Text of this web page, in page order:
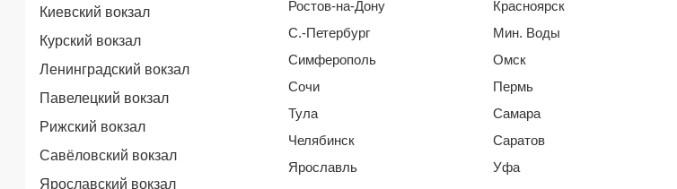
Киевский вокзал
Курский вокзал
Ленинградский вокзал
Павелецкий вокзал
Рижский вокзал
Савёловский вокзал
Ярославский вокзал
Ростов-на-Дону
С.-Петербург
Симферополь
Сочи
Тула
Челябинск
Ярославль
Красноярск
Мин. Воды
Омск
Пермь
Самара
Саратов
Уфа